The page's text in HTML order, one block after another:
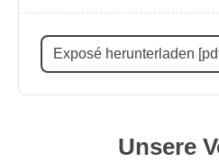
Exposé herunterladen
Unsere